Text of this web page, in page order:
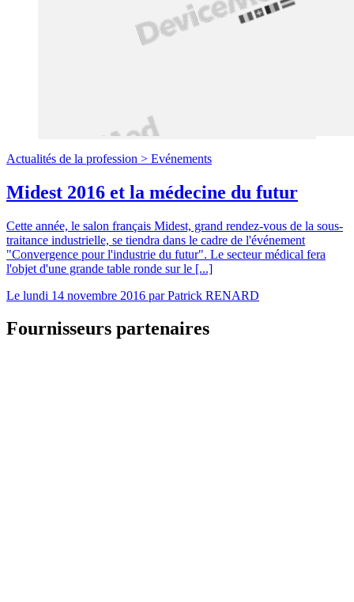
Actualités de la profession > Evénements
Midest 2016 et la médecine du futur
Cette année, le salon français Midest, grand rendez-vous de la sous-
traitance industrielle, se tiendra dans le cadre de l'événement
"Convergence pour l'industrie du futur". Le secteur médical fera
l'objet d'une grande table ronde sur le [...]
Le lundi 14 novembre 2016 parPatrick RENARD
Fournisseurs partenaires